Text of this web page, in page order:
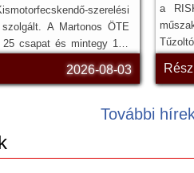
szerelési
A Martonos ÖTE
csapat és mintegy 140
anyaországi bírói csapat
2026-08-03
a
További